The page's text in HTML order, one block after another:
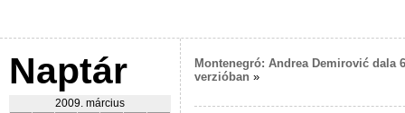
Naptár
2009. március
Montenegró: Andrea Demirović dala 6
verzióban »